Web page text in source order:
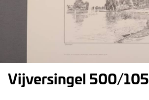
Vijversingel 500/105